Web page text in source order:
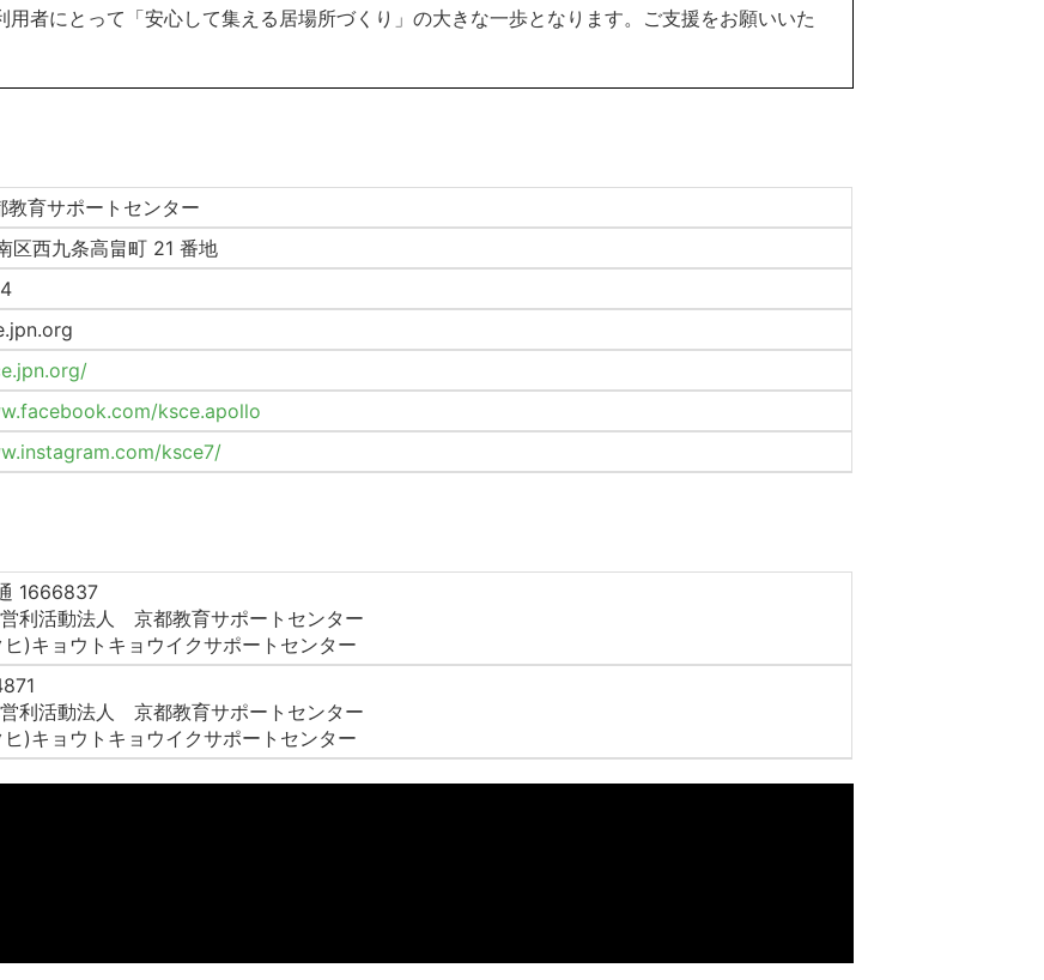
者にとって「安心して集える居場所づくり」の大きな一歩となります。ご支援をお願いいた
教育サポートセンター
区西九条高畠町 21 番地
ksce.apollo
ksce7/
1666837
利活動法人 京都教育サポートセンター
)キョウトキョウイクサポートセンター
利活動法人 京都教育サポートセンター
)キョウトキョウイクサポートセンター